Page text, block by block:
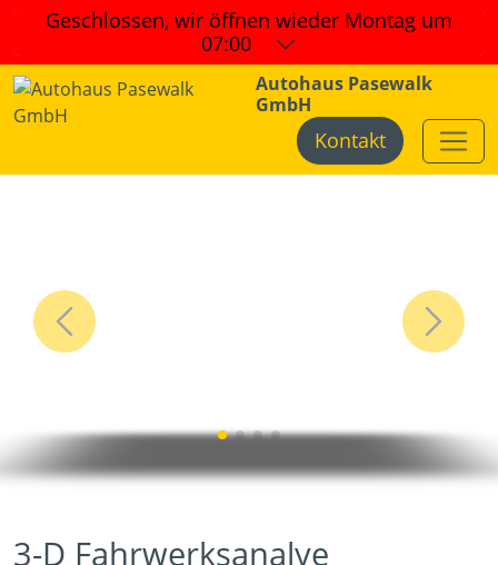
Geschlossen, wir öffnen wieder Montag um
07:00
Autohaus Pasewalk
GmbH
Kontakt
3-D Fahrwerksanalye